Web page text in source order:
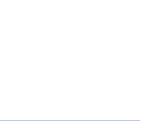
z 5 hviezdičiek